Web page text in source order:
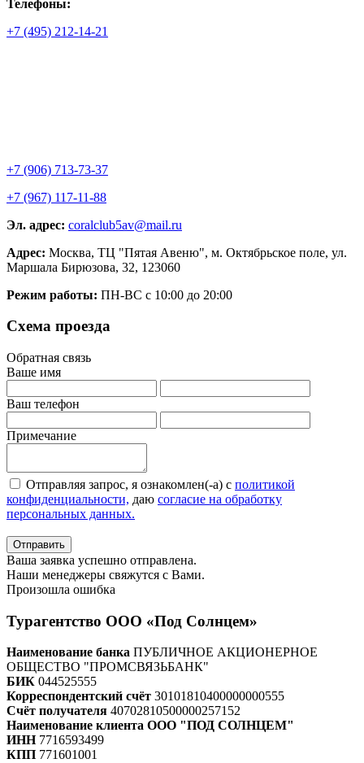
Телефоны:
+7 (495) 212-14-21
+7 (906) 713-73-37
+7 (967) 117-11-88
Эл. адрес: coralclub5av@mail.ru
Адрес: Москва, ТЦ "Пятая Авеню", м. Октябрьское поле, ул.
Маршала Бирюзова, 32, 123060
Режим работы: ПН-ВС с 10:00 до 20:00
Схема проезда
Обратная связь
Ваше имя
Ваш телефон
Примечание
Отправляя запрос, я ознакомлен(-а) с политикой
конфиденциальности, даю согласие на обработку
персональных данных.
Отправить
Ваша заявка успешно отправлена.
Наши менеджеры свяжутся с Вами.
Произошла ошибка
Турагентство ООО «Под Солнцем»
Наименование банка ПУБЛИЧНОЕ АКЦИОНЕРНОЕ
ОБЩЕСТВО "ПРОМСВЯЗЬБАНК"
БИК 044525555
Корреспондентский счёт 30101810400000000555
Счёт получателя 40702810500000257152
Наименование клиента ООО "ПОД СОЛНЦЕМ"
ИНН7716593499
КПП 771601001